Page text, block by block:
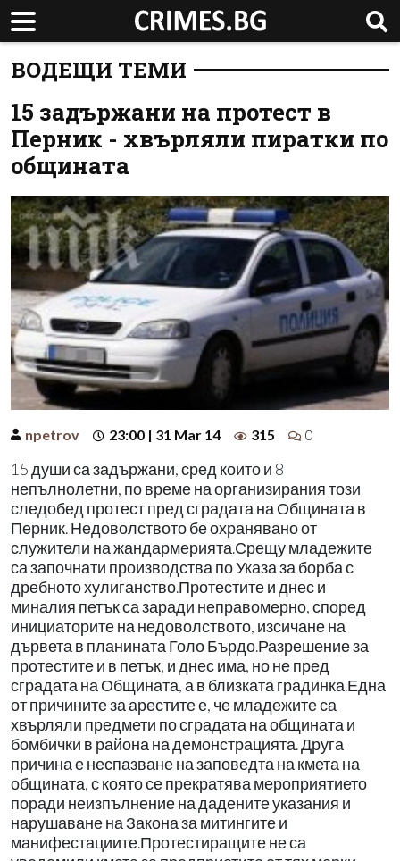
ВОДЕЩИ ТЕМИ
15 задържани на протест в
Перник - хвърляли пиратки по
общината
npetrov 23:00 | 31 Mar 14 315 0
15 души са задържани, сред които и 8
непълнолетни, по време на организирания този
следобед протест пред сградата на Общината в
Перник. Недоволството бе охранявано от
служители на жандармерията.Срещу младежите
са започнати производства по Указа за борба с
дребното хулиганство.Протестите и днес и
миналия петък са заради неправомерно, според
инициаторите на недоволството, изсичане на
дървета в планината Голо Бърдо.Разрешение за
протестите и в петък, и днес има, но не пред
сградата на Общината, а в близката градинка.Една
от причините за арестите е, че младежите са
хвърляли предмети по сградата на общината и
бомбички в района на демонстрацията. Друга
причина е неспазване на заповедта на кмета на
общината, с която се прекратява мероприятието
поради неизпълнение на дадените указания и
нарушаване на Закона за митингите и
манифестациите.Протестиращите не са